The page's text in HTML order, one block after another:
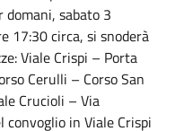
sabato 3
17:30 circa, si snoderà
Viale Crispi – Porta
Cerulli – Corso San
Crucioli – Via
convoglio in Viale Crispi